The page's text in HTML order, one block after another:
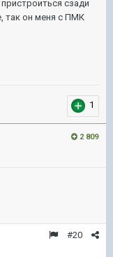
сзади
так он меня с ПМК
1
2 809
#20